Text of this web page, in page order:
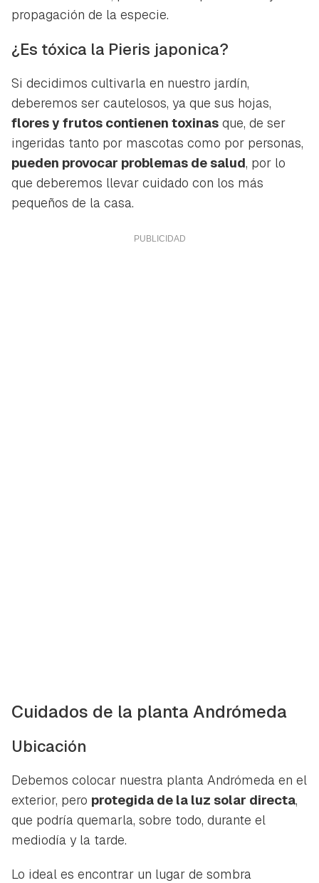
propagación de la especie.
¿Es tóxica la Pieris japonica?
Si decidimos cultivarla en nuestro jardín,
deberemos ser cautelosos, ya que sus hojas,
flores y frutos contienen toxinas que, de ser
ingeridas tanto por mascotas como por personas,
pueden provocar problemas de salud, por lo
que deberemos llevar cuidado con los más
pequeños de la casa.
Cuidados de la planta Andrómeda
Ubicación
Debemos colocar nuestra planta Andrómeda en el
exterior, pero protegida de la luz solar directa,
que podría quemarla, sobre todo, durante el
mediodía y la tarde.
Lo ideal es encontrar un lugar de sombra